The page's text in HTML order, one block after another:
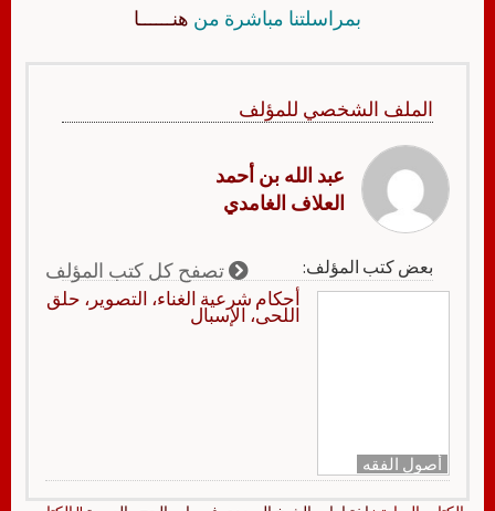
بمراسلتنا مباشرة من هنــــــا
الملف الشخصي للمؤلف
عبد الله بن أحمد
العلاف الغامدي
بعض كتب المؤلف: تصفح كل كتب المؤلف
أصول الفقه
أحكام شرعية الغناء، التصوير، حلق
اللحى، الإسبال